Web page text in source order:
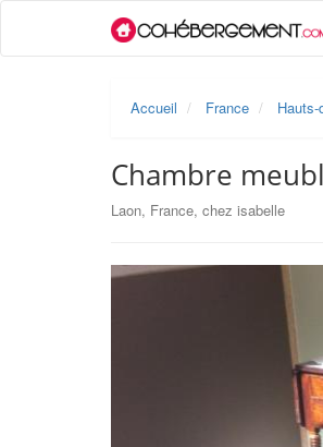
Accueil France
Chambre
Laon, France, chez isabelle